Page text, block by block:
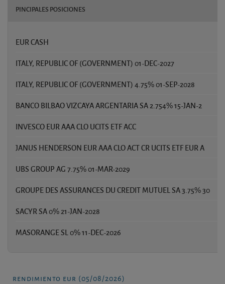
PINCIPALES POSICIONES
EUR CASH
ITALY, REPUBLIC OF (GOVERNMENT) 01-DEC-2027
ITALY, REPUBLIC OF (GOVERNMENT) 4.75% 01-SEP-2028
BANCO BILBAO VIZCAYA ARGENTARIA SA 2.754% 15-JAN-2
INVESCO EUR AAA CLO UCITS ETF ACC
JANUS HENDERSON EUR AAA CLO ACT CR UCITS ETF EUR A
UBS GROUP AG 7.75% 01-MAR-2029
GROUPE DES ASSURANCES DU CREDIT MUTUEL SA 3.75% 30
SACYR SA 0% 21-JAN-2028
MASORANGE SL 0% 11-DEC-2026
rendimiento eur (05/08/2026)